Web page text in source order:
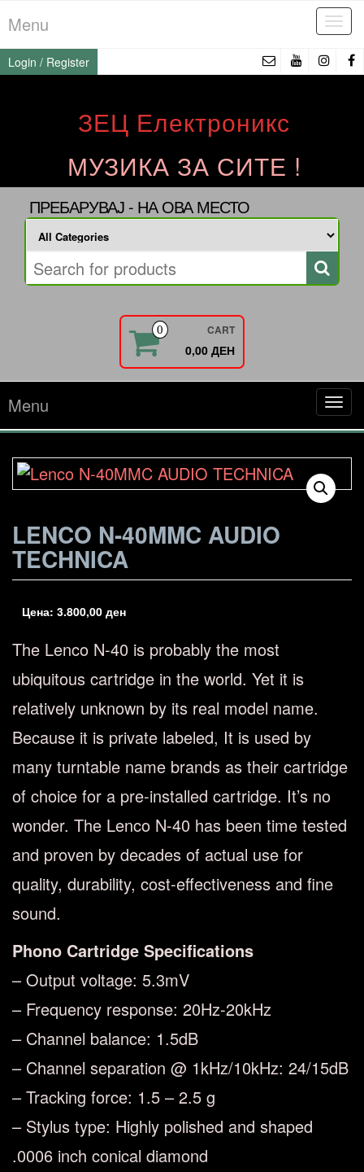
to
the
content
Menu
Login / Register
ЗЕЦ Електроникс
МУЗИКА ЗА СИТЕ !
ПРЕБАРУВАЈ - НА ОВА МЕСТО
0 CART
0,00 ДЕН
Menu
LENCO N-40MMC AUDIO
TECHNICA
Цена: 3.800,00 ден
The Lenco N-40 is probably the most
ubiquitous cartridge in the world. Yet it is
relatively unknown by its real model name.
Because it is private labeled, It is used by
many turntable name brands as their cartridge
of choice for a pre-installed cartridge. It’s no
wonder. The Lenco N-40 has been time tested
and proven by decades of actual use for
quality, durability, cost-effectiveness and fine
sound.
Phono Cartridge Specifications
– Output voltage: 5.3mV
– Frequency response: 20Hz-20kHz
– Channel balance: 1.5dB
– Channel separation @ 1kHz/10kHz: 24/15dB
– Tracking force: 1.5 – 2.5 g
– Stylus type: Highly polished and shaped
.0006 inch conical diamond